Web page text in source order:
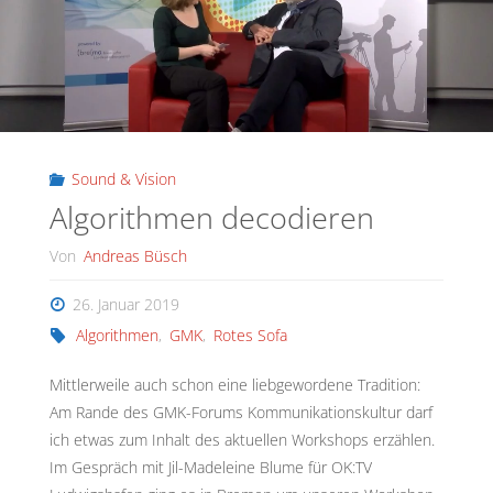
Sound & Vision
Algorithmen decodieren
Von Andreas Büsch
26. Januar 2019
Algorithmen, GMK, Rotes Sofa
Mittlerweile auch schon eine liebgewordene Tradition:
Am Rande des GMK-Forums Kommunikationskultur darf
ich etwas zum Inhalt des aktuellen Workshops erzählen.
Im Gespräch mit Jil-Madeleine Blume für OK:TV